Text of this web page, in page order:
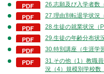
26.志願及び入学者数
27.理由別転退学状況
28.生徒の就業状況（
29.生徒の年齢分布状
30.特別講座（生涯学
31.その他（1）教職
況（4）規模別学校数